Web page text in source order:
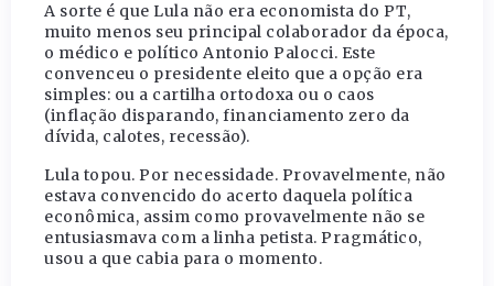
A sorte é que Lula não era economista do PT,
muito menos seu principal colaborador da época,
o médico e político Antonio Palocci. Este
convenceu o presidente eleito que a opção era
simples: ou a cartilha ortodoxa ou o caos
(inflação disparando, financiamento zero da
dívida, calotes, recessão).
Lula topou. Por necessidade. Provavelmente, não
estava convencido do acerto daquela política
econômica, assim como provavelmente não se
entusiasmava com a linha petista. Pragmático,
usou a que cabia para o momento.